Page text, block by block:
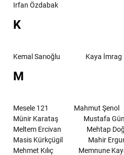
Irfan Özdabak
K
Kemal Sarıoğlu Kaya İmrag
M
Mesele 121
Mahmut Şenol
Münir Karataş
Mustafa
Meltem Ercivan
Mehtap
Masis Kürkçügil
Mahir
Mehmet Kılıç
Memnune